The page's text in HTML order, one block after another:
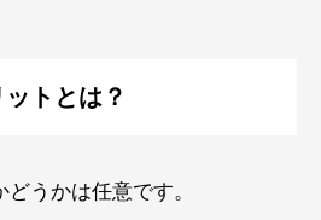
トとは？
うかは任意です。